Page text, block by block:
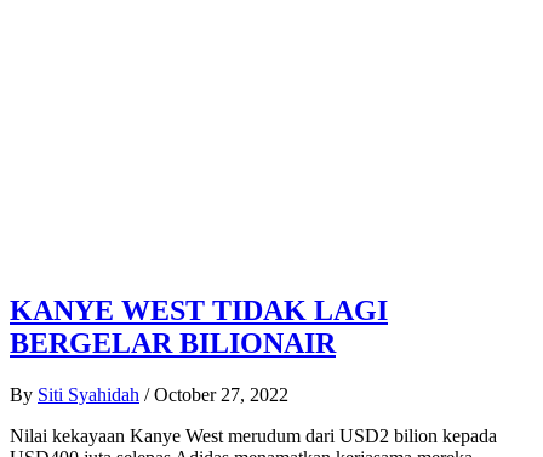
KANYE WEST TIDAK LAGI
BERGELAR BILIONAIR
By Siti Syahidah / October 27, 2022
Nilai kekayaan Kanye West merudum dari USD2 bilion kepada